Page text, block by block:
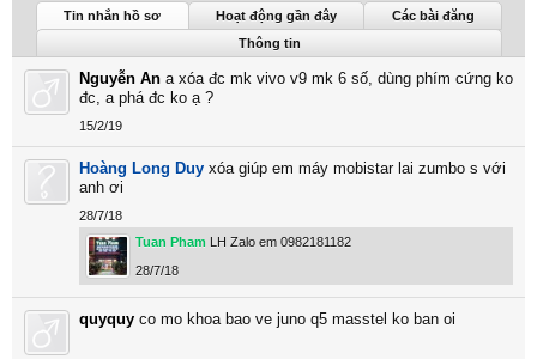
Tuan Pham được nhìn thấy lần cuối: 10/6/26
Tin nhắn hồ sơ Hoạt động gần đây
Các bài đăng
Thông tin
Nguyễn An a xóa đc mk vivo v9 mk 6 số, dùng phím cứng ko
đc, a phá đc ko ạ ?
15/2/19
Hoàng Long Duy xóa giúp em máy mobistar lai zumbo s với
anh ơi
28/7/18
Tuan Pham LH Zalo em 0982181182
28/7/18
quyquy co mo khoa bao ve juno q5 masstel ko ban oi